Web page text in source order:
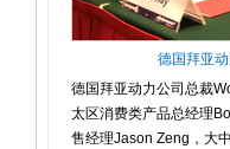
德国拜亚
德国拜亚动力公司总裁
太区消费类产品总经理
售经理Jason Zeng，大